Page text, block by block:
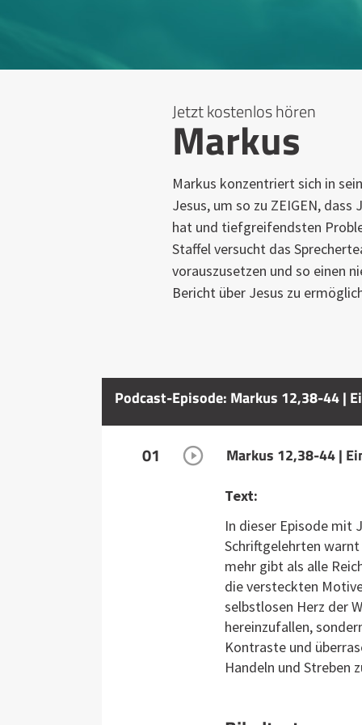
Jetzt kostenlos hören
Markus
Markus konzentriert sich in
Jesus, um so zu ZEIGEN,
hat und tiefgreifendsten
Staffel versucht das
vorauszusetzen und so einen
Bericht über Jesus zu
Podcast-Episode: Markus 12,38-44 |
01 Markus 12,38-44 |
Text:
In dieser Episode mit
Schriftgelehrten
mehr gibt als alle
die versteckten
selbstlosen Herz der
hereinzufallen,
Kontraste und
Handeln und Streben